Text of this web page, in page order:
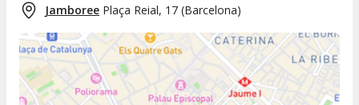
Jamboree Plaça Reial, 17 (Barcelona)